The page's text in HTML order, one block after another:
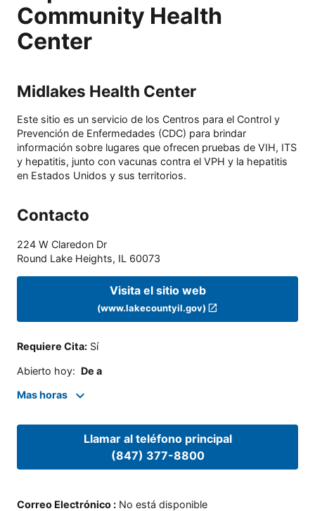
Community Health
Center
Midlakes Health Center
Este sitio es un servicio de los Centros para el Control y
Prevención de Enfermedades (CDC) para brindar
información sobre lugares que ofrecen pruebas de VIH, ITS
y hepatitis, junto con vacunas contra el VPH y la hepatitis
en Estados Unidos y sus territorios.
Contacto
224 W Claredon Dr
Round Lake Heights, IL 60073
Visita el sitio web
(www.lakecountyil.gov)
Requiere Cita: Sí
Abierto hoy: De a
Mas horas
Llamar al teléfono principal
(847) 377-8800
Correo Electrónico : No está disponible